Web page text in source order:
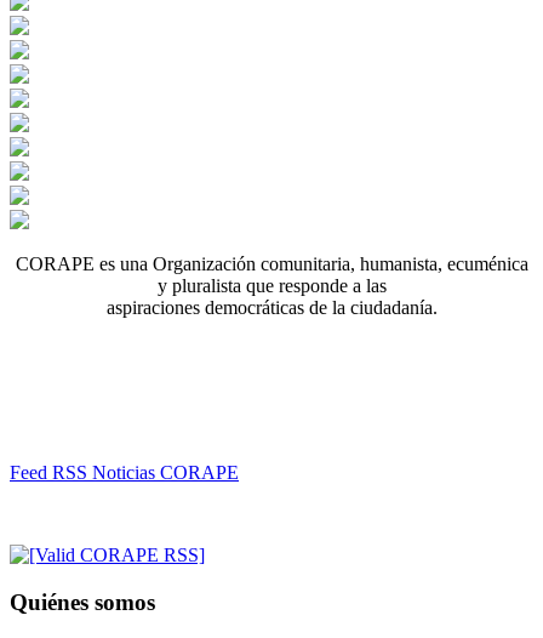
CORAPE es una Organización comunitaria, humanista, ecuménica
y pluralista que responde a las
aspiraciones democráticas de la ciudadanía.
Feed RSS Noticias CORAPE
Quiénes somos